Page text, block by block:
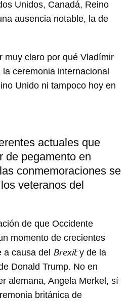
Unidos, Canadá, Reino
ausencia notable, la de
muy claro por qué Vladímir
ceremonia internacional
Unido ni tampoco hoy en
actuales que
de pegamento en
conmemoraciones se
veteranos del
de que Occidente
momento de crecientes
a causa del Brexity de la
Donald Trump. No en
alemana, Angela Merkel, sí
británica de